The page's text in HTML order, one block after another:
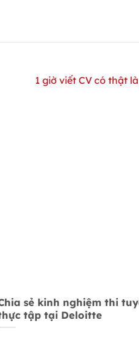
1 giờ viết CV có thật
sẻ kinh nghiệm thi
tập tại Deloitte